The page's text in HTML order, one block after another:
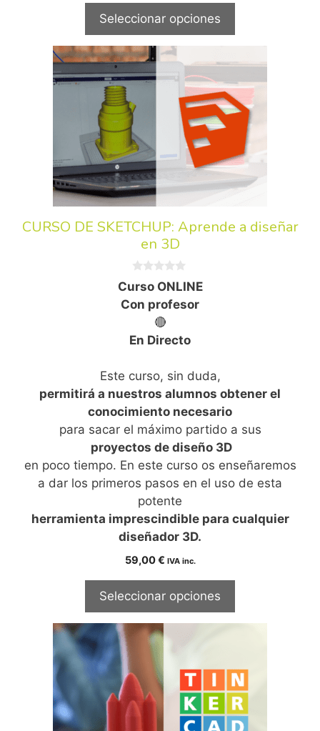
Seleccionar opciones
CURSO DE SKETCHUP: Aprende a diseñar
en 3D
d
e
5
Curso ONLINE
Con profesor
🔴
En Directo
Este curso, sin duda,
permitirá a nuestros alumnos obtener el
conocimiento necesario
para sacar el máximo partido a sus
proyectos de diseño 3D
en poco tiempo. En este curso os enseñaremos
a dar los primeros pasos en el uso de esta
potente
herramienta imprescindible para cualquier
diseñador 3D.
59,00€ IVA inc.
Seleccionar opciones